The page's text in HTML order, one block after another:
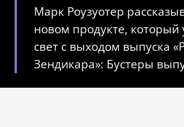
Марк Роузуотер
новом продукте, который
свет с выходом выпуска
Зендикара»: Бустеры